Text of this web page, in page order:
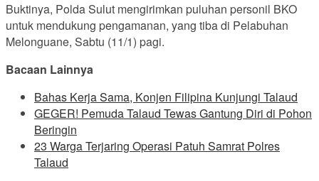
Buktinya, Polda Sulut mengirimkan puluhan personil BKO
untuk mendukung pengamanan, yang tiba di Pelabuhan
Melonguane, Sabtu (11/1) pagi.
Bacaan Lainnya
Bahas Kerja Sama, Konjen Filipina Kunjungi Talaud
GEGER! Pemuda Talaud Tewas Gantung Diri di Pohon
Beringin
23 Warga Terjaring Operasi Patuh Samrat Polres
Talaud